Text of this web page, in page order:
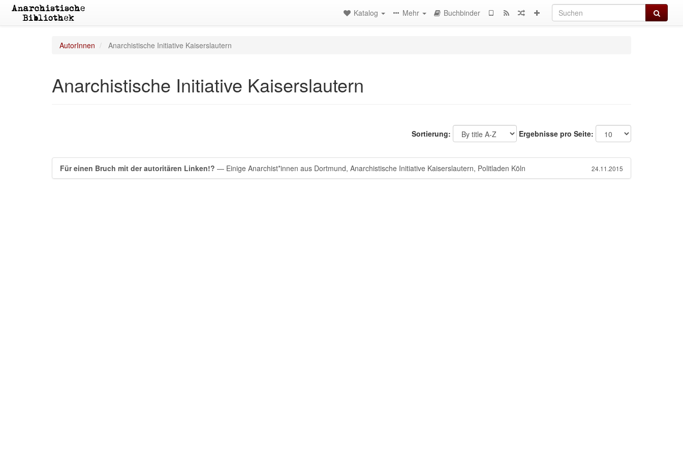
Suchen
Katalog Mehr Buchbinder
AutorInnen Anarchistische Initiative Kaiserslautern
Anarchistische Initiative Kaiserslautern
Sortierung: Ergebnisse pro Seite:
Für einen Bruch mit der autoritären Linken!? — Einige Anarchist*innen aus Dortmund, Anarchistische Initiative Kaiserslautern, Politladen Köln 24.11.2015